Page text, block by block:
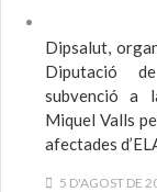
Dipsalut,
Diputació
subvenció a
Miquel Valls
afectades
5 D'AGOST DE